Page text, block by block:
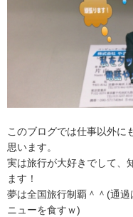
このブログでは仕事以外に
思います。
実は旅行が大好きでして、
ます！
夢は全国旅行制覇＾＾(通
ニューを食すｗ)